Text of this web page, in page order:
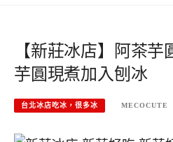
【新莊冰店】阿茶芋
芋圓現煮加入刨冰
台北冰店吃冰，很多冰 MECOCUTE